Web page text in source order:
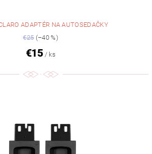
ADAPTÉR NA AUTOSEDAČKY
€25(–40 %)
€15 / ks